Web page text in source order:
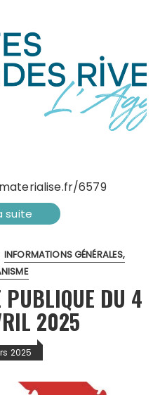
6579
suite
INFORMATIONS GÉNÉRALES
PUBLIQUE DU 4
2025
2025